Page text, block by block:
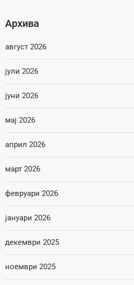
Архива
август 2026
јули 2026
јуни 2026
мај 2026
април 2026
март 2026
февруари 2026
јануари 2026
декември 2025
ноември 2025